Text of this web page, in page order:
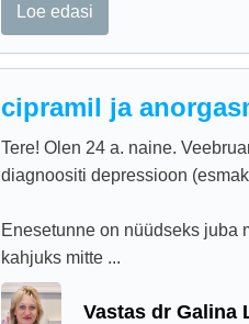
Loe edasi
cipramil ja
Tere! Olen 24 a. naine.
diagnoositi depressioon
Enesetunne on nüüdseks juba
kahjuks mitte ...
Vastas dr Galina